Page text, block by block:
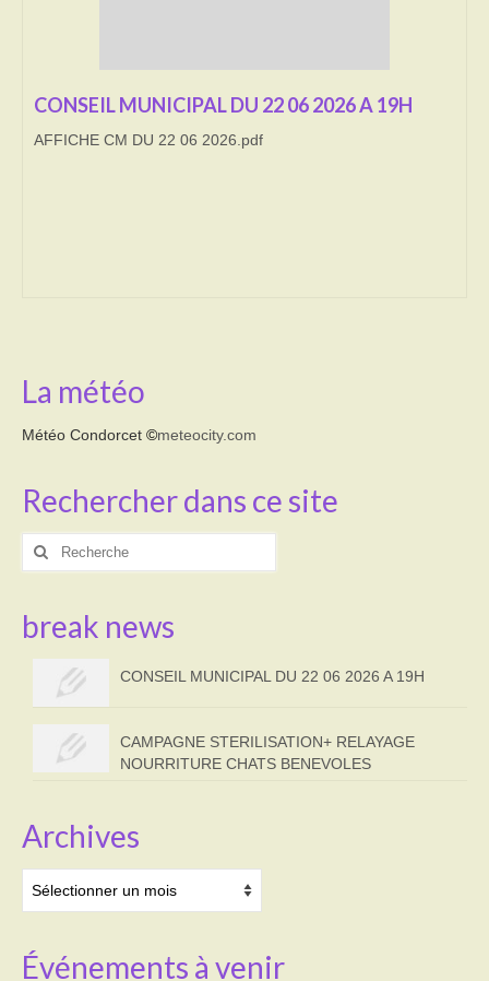
Culte
CONSEIL MUNICIPAL DU 22 06 2026 A 19H
AFFICHE CM DU 22 06 2026.pdf
La météo
Météo Condorcet ©meteocity.com
Rechercher dans ce site
Rechercher
break news
CONSEIL MUNICIPAL DU 22 06 2026 A 19H
CAMPAGNE STERILISATION+ RELAYAGE
NOURRITURE CHATS BENEVOLES
Archives
Événements à venir